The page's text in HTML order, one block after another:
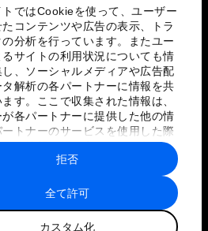
トではCookieを使って、ユーザー
コンテンツや広告の表示、トラ
分析を行っています。またユー
サイトの利用状況についても情
、ソーシャルメディアや広告配
解析の各パートナーに情報を共
す。ここで収集された情報は、
が各パートナーに提供した他の情
トナーのサービスを使用した際
れた情報と組み合わされ、各パー
って使用されることがありま
全て許可
カスタム化
拒否
ポリシーと利用規約
サイトマップ